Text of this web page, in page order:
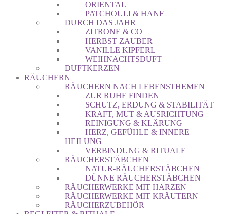
ORIENTAL
PATCHOULI & HANF
DURCH DAS JAHR
ZITRONE & CO
HERBST ZAUBER
VANILLE KIPFERL
WEIHNACHTSDUFT
DUFTKERZEN
RÄUCHERN
RÄUCHERN NACH LEBENSTHEMEN
ZUR RUHE FINDEN
SCHUTZ, ERDUNG & STABILITÄT
KRAFT, MUT & AUSRICHTUNG
REINIGUNG & KLÄRUNG
HERZ, GEFÜHLE & INNERE
HEILUNG
VERBINDUNG & RITUALE
RÄUCHERSTÄBCHEN
NATUR-RÄUCHERSTÄBCHEN
DÜNNE RÄUCHERSTÄBCHEN
RÄUCHERWERKE MIT HARZEN
RÄUCHERWERKE MIT KRÄUTERN
RÄUCHERZUBEHÖR